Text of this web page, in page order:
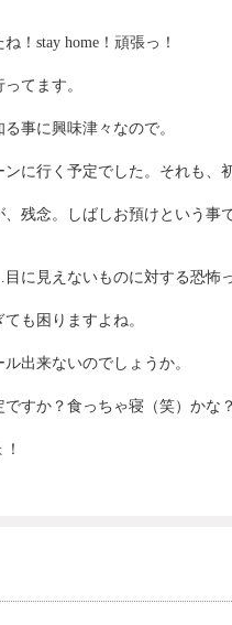
！ stay home ！頑張っ！
てます。
事に興味津々なので。
に行く予定でした。それも、
残念。しばしお預けという事
目に見えないものに対する恐怖
も困りますよね。
出来ないのでしょうか。
すか？食っちゃ寝（笑）かな？